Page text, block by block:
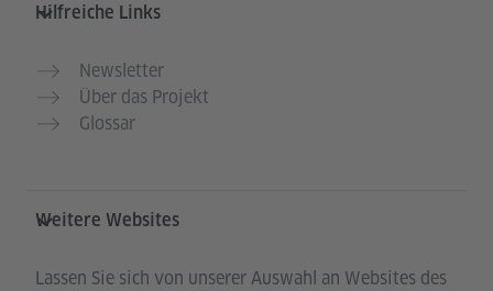
Hilfreiche Links
Newsletter
Über das Projekt
Glossar
Weitere Websites
Lassen Sie sich von unserer Auswahl an Websites des